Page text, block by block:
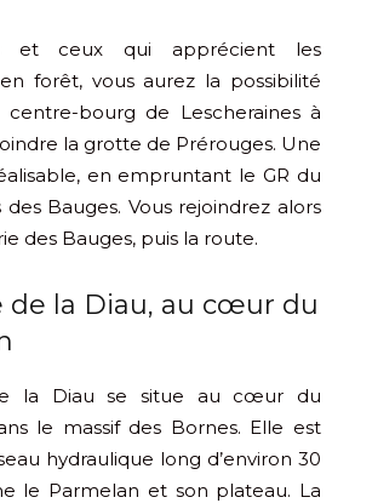
et ceux qui apprécient les
en forêt, vous aurez la possibilité
bourg de Lescheraines à
la grotte de Prérouges. Une
en empruntant le GR du
des Bauges. Vous rejoindrez alors
des Bauges, puis la route.
de la Diau, au cœur du
la Diau se situe au cœur du
le massif des Bornes. Elle est
hydraulique long d’environ 30
le Parmelan et son plateau. La